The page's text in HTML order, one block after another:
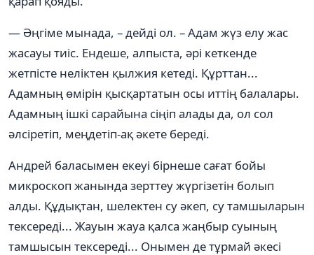
— Әңгіме мынада, – дейді ол. – Адам жүз елу жас
жасауы тиіс. Ендеше, алпыста, әрі кеткенде
жетпісте неліктен қылжия кетеді. Құрттан...
Адамның өмірін қысқартатын осы иттің балалары.
Адамның ішкі сарайына сіңіп алады да, ол сол
әлсіретіп, меңдетіп-ақ әкете береді.
Андрей баласымен екеуі бірнеше сағат бойы
микроскоп жанында зерттеу жүргізетін болып
алды. Құдықтан, шелектен су әкеп, су тамшыларын
тексереді... Жауын жауа қалса жаңбыр суының
тамшысын тексереді... Онымен де тұрмай әкесі